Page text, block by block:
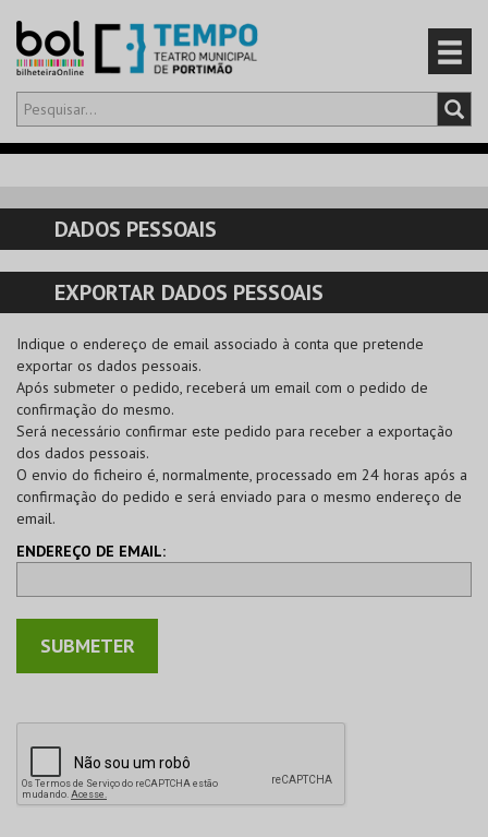
Olá,iniciar sessão
CARRINHO
EVENTOS
CARTÕES
PRODUTOS
DADOS PESSOAIS
EXPORTAR DADOS PESSOAIS
Indique o endereço de email associado à conta que pretende
exportar os dados pessoais.
Após submeter o pedido, receberá um email com o pedido de
confirmação do mesmo.
Será necessário confirmar este pedido para receber a exportação
dos dados pessoais.
O envio do ficheiro é, normalmente, processado em 24 horas após a
confirmação do pedido e será enviado para o mesmo endereço de
email.
ENDEREÇO DE EMAIL: